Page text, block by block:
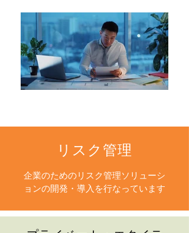
リスク管理
企業のためのリスク管理ソリューシ
ョンの開発・導入を行なっています